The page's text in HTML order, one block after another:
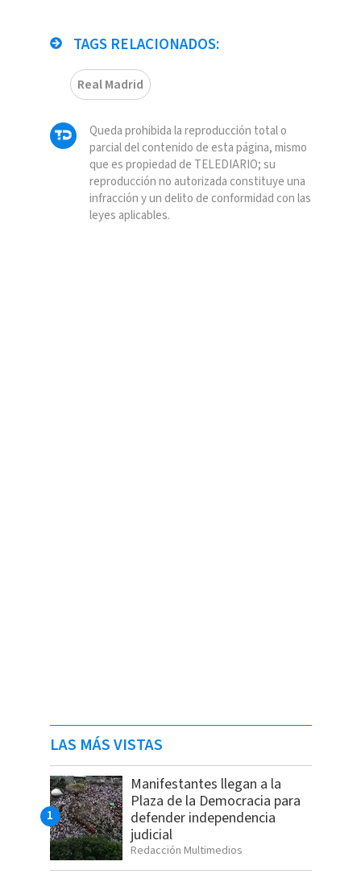
TAGS RELACIONADOS:
Real Madrid
Queda prohibida la reproducción total o
parcial del contenido de esta página, mismo
que es propiedad de TELEDIARIO; su
reproducción no autorizada constituye una
infracción y un delito de conformidad con las
leyes aplicables.
LAS MÁS VISTAS
Manifestantes llegan a la
Plaza de la Democracia para
defender independencia
judicial
Redacción Multimedios